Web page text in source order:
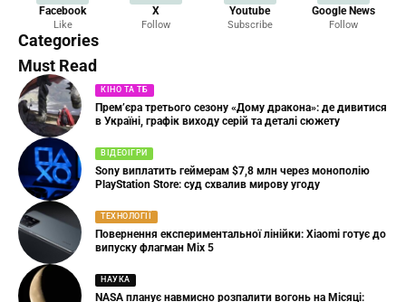
Facebook
Like
X
Follow
Youtube
Subscribe
Google News
Follow
Categories
Новини
23 Articles
Must Read
КІНО ТА ТБ
Прем’єра третього сезону «Дому дракона»: де дивитися
в Україні, графік виходу серій та деталі сюжету
ВІДЕОІГРИ
Sony виплатить геймерам $7,8 млн через монополію
PlayStation Store: суд схвалив мирову угоду
ТЕХНОЛОГІЇ
Повернення експериментальної лінійки: Xiaomi готує до
випуску флагман Mix 5
НАУКА
NASA планує навмисно розпалити вогонь на Місяці: